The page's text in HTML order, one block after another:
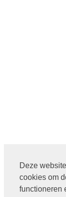
Deze
cookies om
functioneren